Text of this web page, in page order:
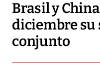
Brasil y
diciembre su
conjunto